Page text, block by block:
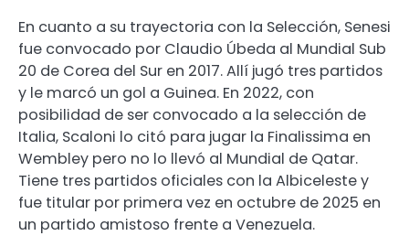
En cuanto a su trayectoria con la Selección, Senesi
fue convocado por Claudio Úbeda al Mundial Sub
20 de Corea del Sur en 2017. Allí jugó tres partidos
y le marcó un gol a Guinea. En 2022, con
posibilidad de ser convocado a la selección de
Italia, Scaloni lo citó para jugar la Finalissima en
Wembley pero no lo llevó al Mundial de Qatar.
Tiene tres partidos oficiales con la Albiceleste y
fue titular por primera vez en octubre de 2025 en
un partido amistoso frente a Venezuela.